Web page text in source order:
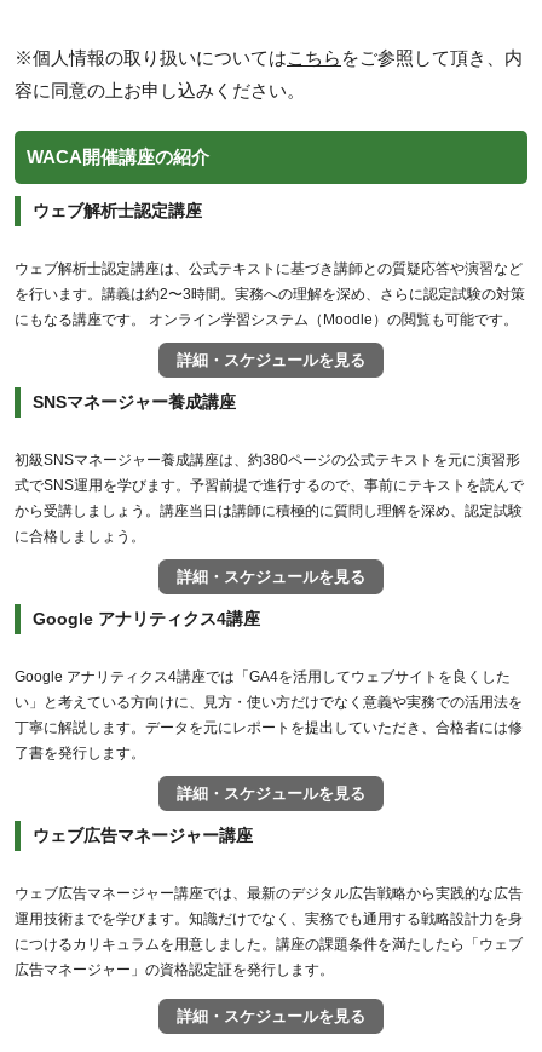
※個人情報の取り扱いについてはこちら をご参照して頂き、内
容に同意の上お申し込みください。
WACA開催講座の紹介
ウェブ解析士認定講座
ウェブ解析士認定講座は、公式テキストに基づき講師との質疑応答や演習など
を行います。講義は約2〜3時間。実務への理解を深め、さらに認定試験の対策
にもなる講座です。 オンライン学習システム（Moodle）の閲覧も可能です。
詳細・スケジュールを見る
SNSマネージャー養成講座
初級SNSマネージャー養成講座は、約380ページの公式テキストを元に演習形
式でSNS運用を学びます。予習前提で進行するので、事前にテキストを読んで
から受講しましょう。講座当日は講師に積極的に質問し理解を深め、認定試験
に合格しましょう。
詳細・スケジュールを見る
Google アナリティクス4講座
Google アナリティクス4講座では「GA4を活用してウェブサイトを良くした
い」と考えている方向けに、見方・使い方だけでなく意義や実務での活用法を
丁寧に解説します。データを元にレポートを提出していただき、合格者には修
了書を発行します。
詳細・スケジュールを見る
ウェブ広告マネージャー講座
ウェブ広告マネージャー講座では、最新のデジタル広告戦略から実践的な広告
運用技術までを学びます。知識だけでなく、実務でも通用する戦略設計力を身
につけるカリキュラムを用意しました。講座の課題条件を満たしたら「ウェブ
広告マネージャー」の資格認定証を発行します。
詳細・スケジュールを見る